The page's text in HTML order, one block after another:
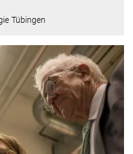
Tübingen